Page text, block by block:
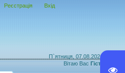
П`ятниця, 07.08.2026, 15:07
Вітаю Вас Гість
Реєстрація Вхід